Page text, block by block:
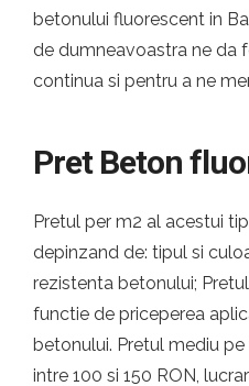
betonului fluorescent in
de dumneavoastra ne da
continua si pentru a ne
Pret Beton
Pretul per m2 al acestui
depinzand de: tipul si
rezistenta betonului;
functie de priceperea
betonului. Pretul mediu
intre 100 si 150 RON,